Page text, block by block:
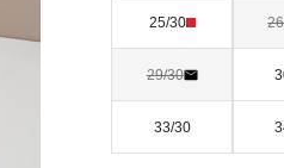
25/30
29/30
33/30